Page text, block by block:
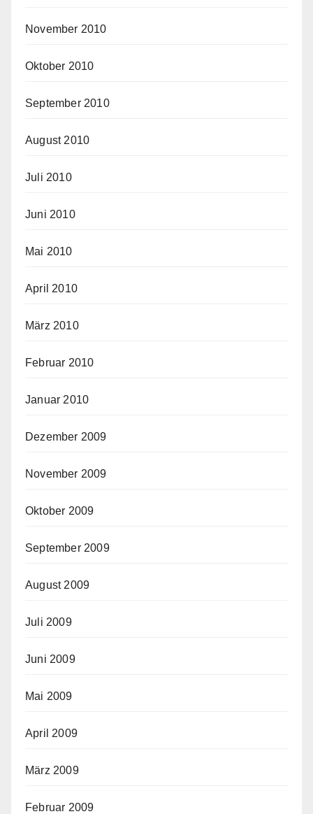
November 2010
Oktober 2010
September 2010
August 2010
Juli 2010
Juni 2010
Mai 2010
April 2010
März 2010
Februar 2010
Januar 2010
Dezember 2009
November 2009
Oktober 2009
September 2009
August 2009
Juli 2009
Juni 2009
Mai 2009
April 2009
März 2009
Februar 2009